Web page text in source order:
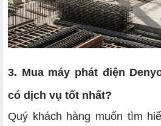
3. Mua máy phát điện
có dịch vụ tốt nhất?
Quý khách hàng muốn tìm